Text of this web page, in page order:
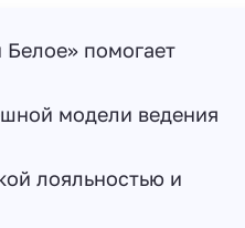
помогает
модели ведения
лояльностью и